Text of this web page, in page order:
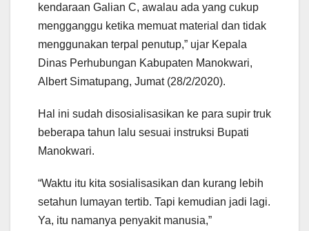
kendaraan Galian C, awalau ada yang cukup
mengganggu ketika memuat material dan tidak
menggunakan terpal penutup,” ujar Kepala
Dinas Perhubungan Kabupaten Manokwari,
Albert Simatupang, Jumat (28/2/2020).
Hal ini sudah disosialisasikan ke para supir truk
beberapa tahun lalu sesuai instruksi Bupati
Manokwari.
“Waktu itu kita sosialisasikan dan kurang lebih
setahun lumayan tertib. Tapi kemudian jadi lagi.
Ya, itu namanya penyakit manusia,”